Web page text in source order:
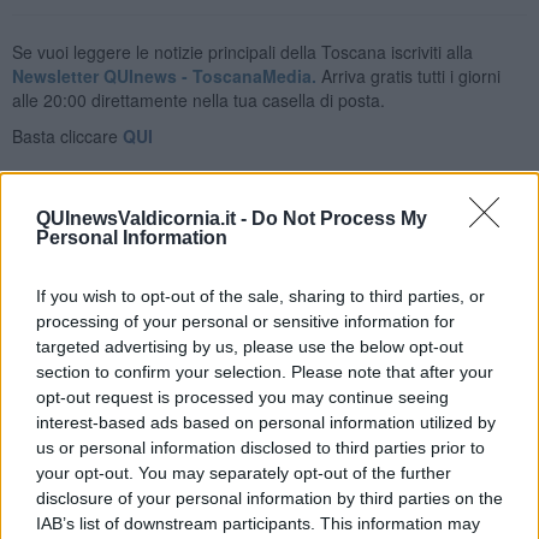
QUInewsValdicornia.it - Do Not Process My
Personal Information
If you wish to opt-out of the sale, sharing to third parties, or
processing of your personal or sensitive information for
targeted advertising by us, please use the below opt-out
section to confirm your selection. Please note that after your
opt-out request is processed you may continue seeing
interest-based ads based on personal information utilized by
us or personal information disclosed to third parties prior to
your opt-out. You may separately opt-out of the further
disclosure of your personal information by third parties on the
IAB’s list of downstream participants. This information may
Se vuoi leggere le notizie principali della Toscana iscriviti alla
Newsletter QUInews - ToscanaMedia. Arriva gratis tutti i giorni
alle 20:00 direttamente nella tua casella di posta.
Basta cliccare QUI